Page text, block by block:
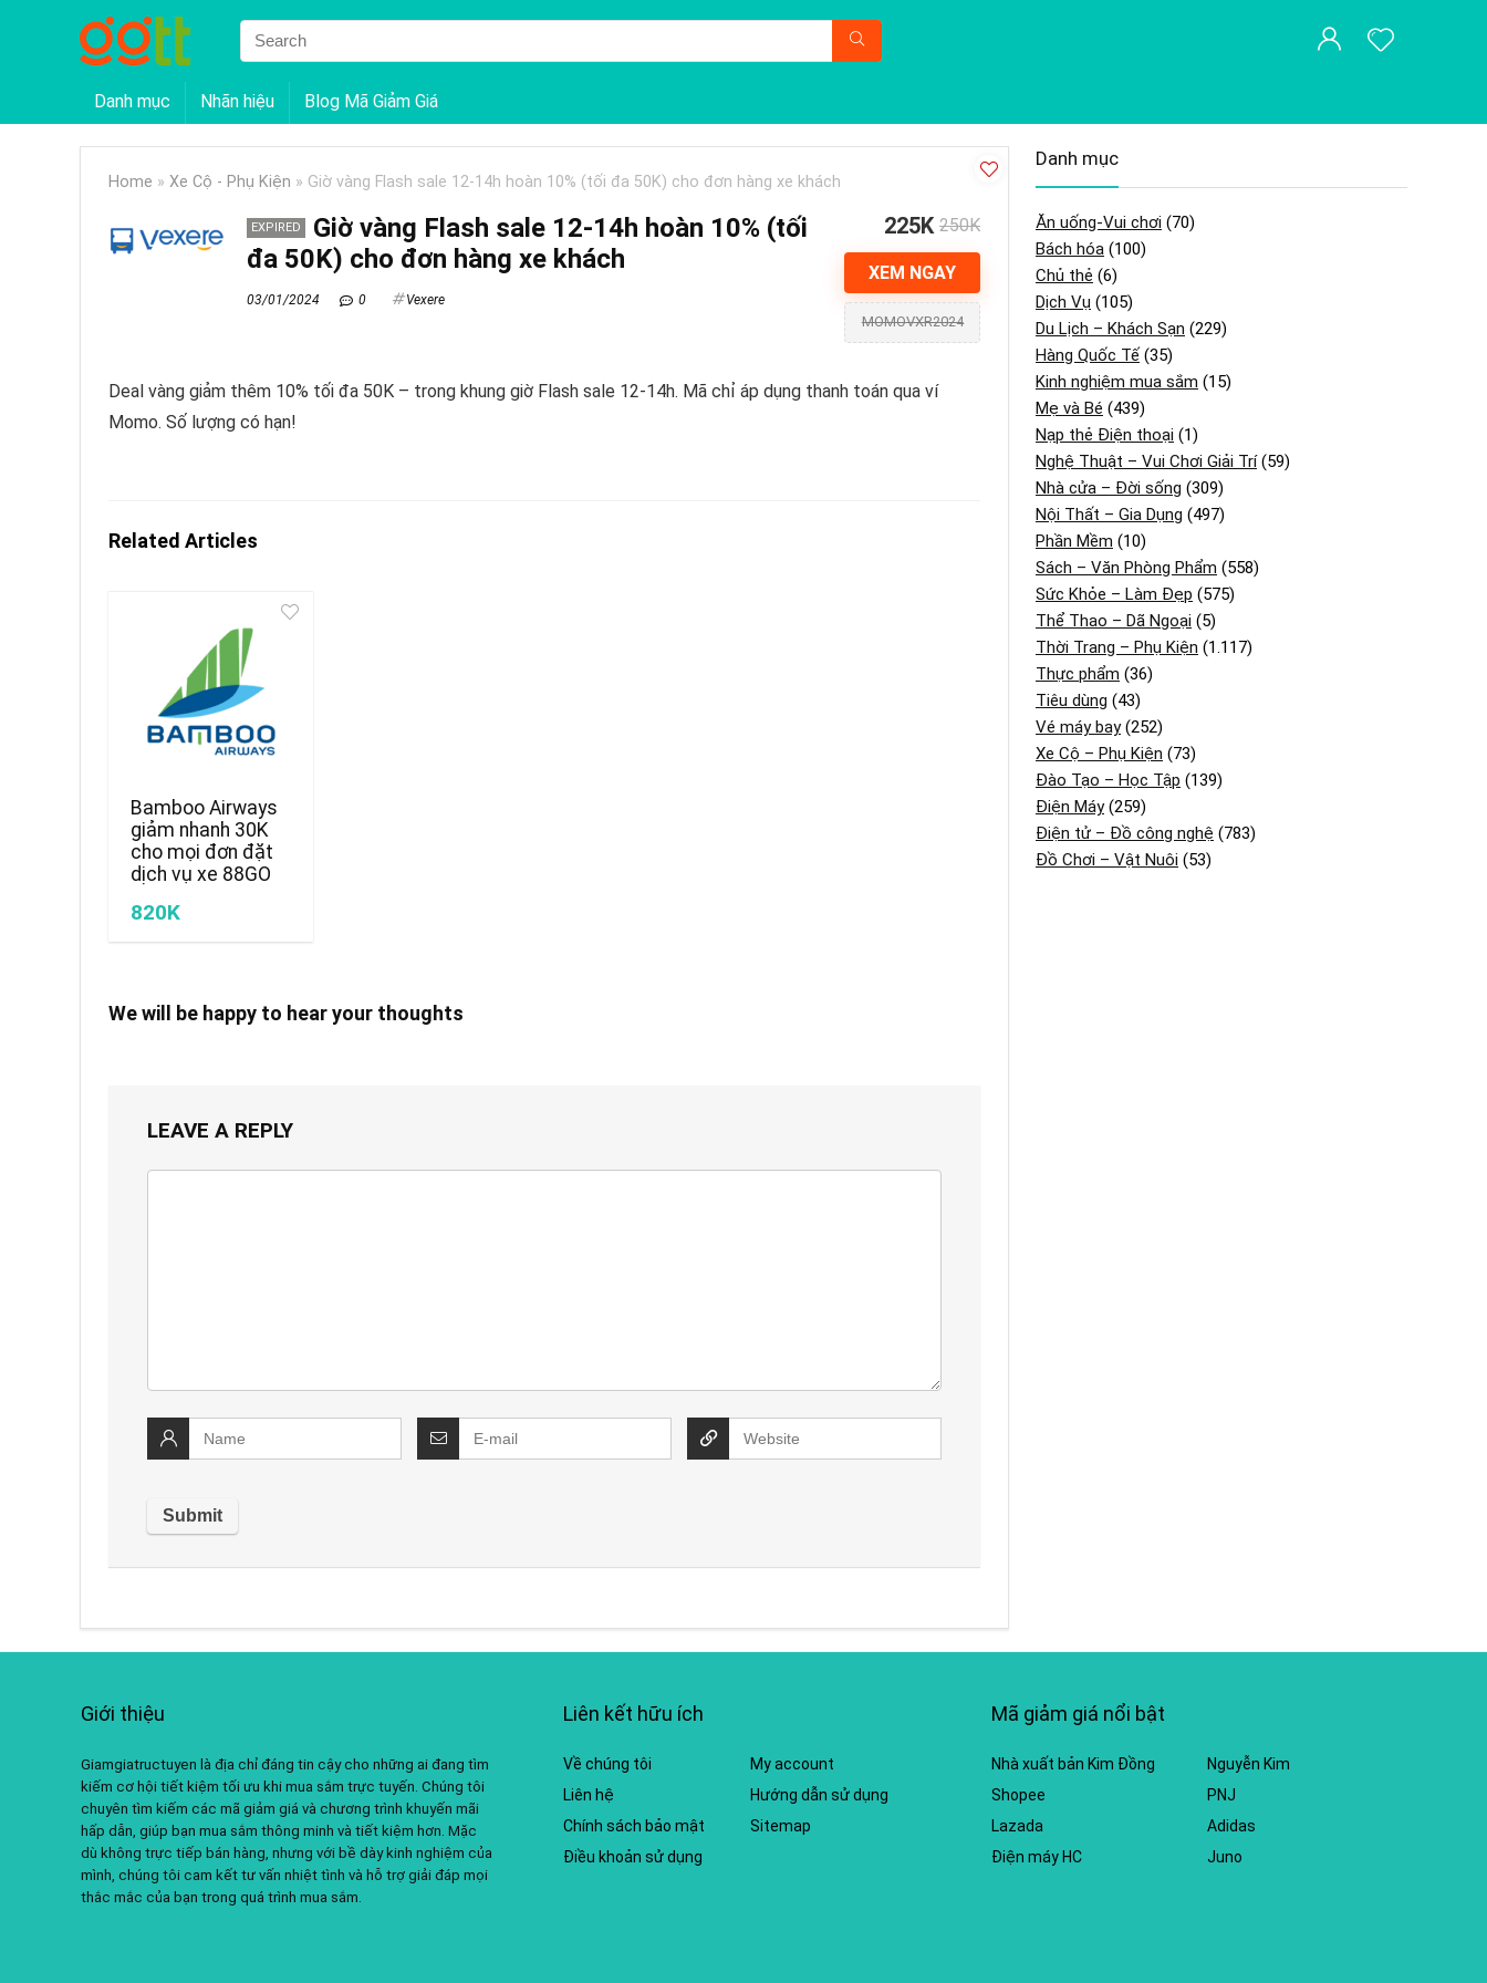
Danh mục Nhãn hiệu Blog Mã Giảm Giá
Home » Xe Cộ - Phụ Kiện » Giờ vàng Flash sale 12-14h hoàn 10% (tối đa 50K) cho đơn hàng xe khách
EXPIRED
Giờ vàng Flash sale 12-14h hoàn 10% (tối
đa 50K) cho đơn hàng xe khách
03/01/2024 0 Vexere
225K 250K
XEM NGAY
MOMOVXR2024
Deal vàng giảm thêm 10% tối đa 50K – trong khung giờ Flash sale 12-14h. Mã chỉ áp dụng thanh toán qua ví
Momo. Số lượng có hạn!
Related Articles
Bamboo Airways
giảm nhanh 30K
cho mọi đơn đặt
dịch vụ xe 88GO
820K
We will be happy to hear your thoughts
LEAVE A REPLY
Danh mục
Ăn uống-Vui chơi (70)
Bách hóa (100)
Chủ thẻ (6)
Dịch Vụ (105)
Du Lịch – Khách Sạn (229)
Hàng Quốc Tế (35)
Kinh nghiệm mua sắm (15)
Mẹ và Bé (439)
Nạp thẻ Điện thoại (1)
Nghệ Thuật – Vui Chơi Giải Trí(59)
Nhà cửa – Đời sống (309)
Nội Thất – Gia Dụng (497)
Phần Mềm (10)
Sách – Văn Phòng Phẩm (558)
Sức Khỏe – Làm Đẹp (575)
Thể Thao – Dã Ngoại (5)
Thời Trang – Phụ Kiện (1.117)
Thực phẩm (36)
Tiêu dùng (43)
Vé máy bay(252)
Xe Cộ – Phụ Kiện (73)
Đào Tạo – Học Tập (139)
Điện Máy(259)
Điện tử – Đồ công nghệ (783)
Đồ Chơi – Vật Nuôi (53)
Giới thiệu
Giamgiatructuyen là địa chỉ đáng tin cậy cho những ai đang tìm
kiếm cơ hội tiết kiệm tối ưu khi mua sắm trực tuyến. Chúng tôi
chuyên tìm kiếm các mã giảm giá và chương trình khuyến mãi
hấp dẫn, giúp bạn mua sắm thông minh và tiết kiệm hơn. Mặc
dù không trực tiếp bán hàng, nhưng với bề dày kinh nghiệm của
mình, chúng tôi cam kết tư vấn nhiệt tình và hỗ trợ giải đáp mọi
thắc mắc của bạn trong quá trình mua sắm.
Liên kết hữu ích
Về chúng tôi
Liên hệ
Chính sách bảo mật
Điều khoản sử dụng
My account
Hướng dẫn sử dụng
Sitemap
Mã giảm giá nổi bật
Nhà xuất bản Kim Đồng
Shopee
Lazada
Điện máy HC
Nguyễn Kim
PNJ
Adidas
Juno